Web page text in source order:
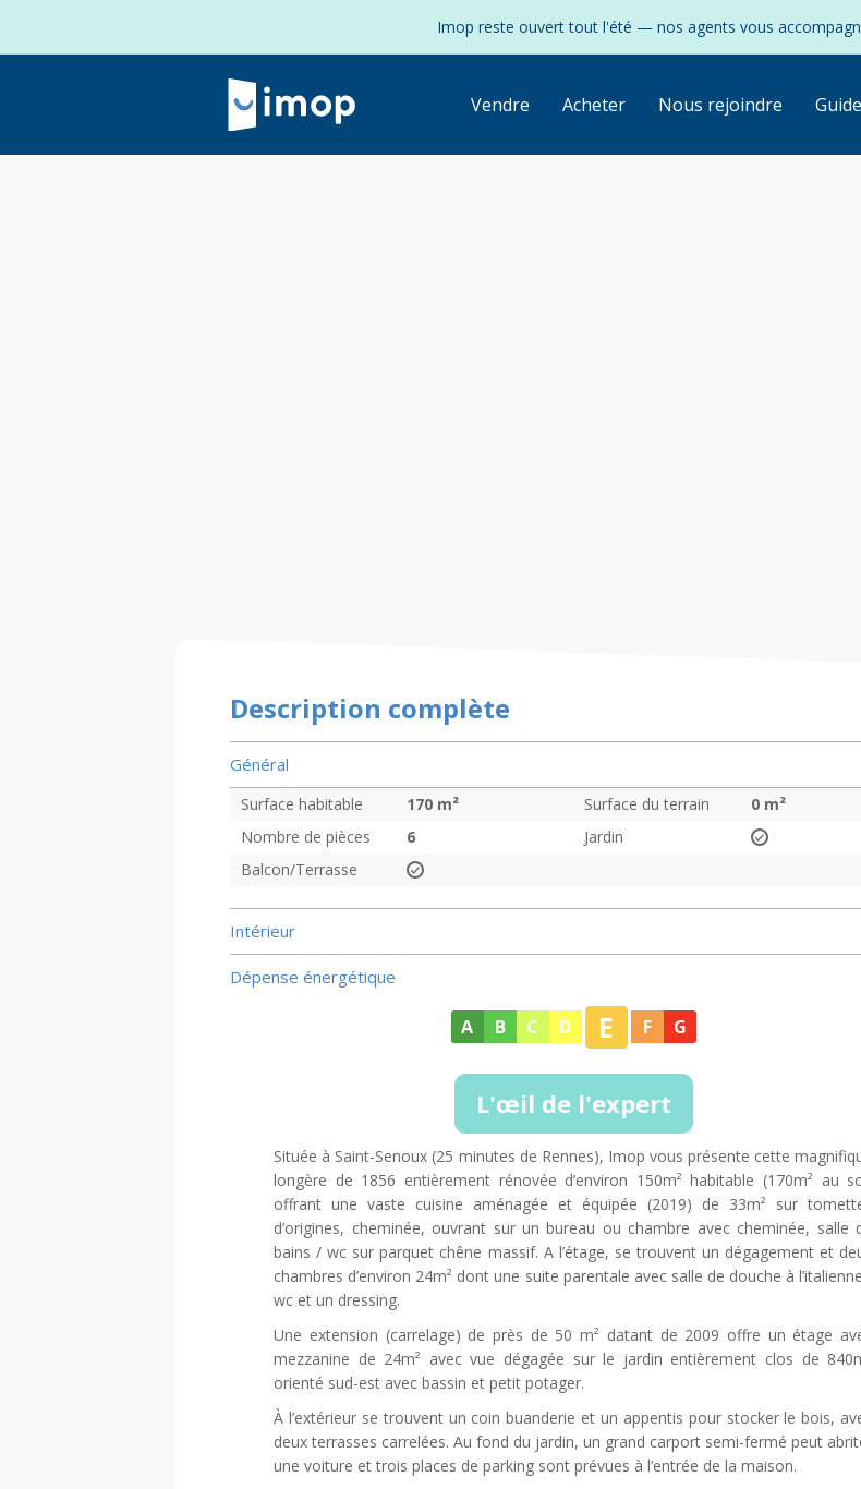
Imop reste ouvert tout l'été — nos agents vous
Vendre Acheter Nous rejoindre
Description complète
Général
Surface habitable 170 m² Surface du terrain 0m²
Nombre de pièces
6
Jardin
Balcon/Terrasse
Intérieur
Dépense énergétique
A B C D E F G
L'œil de l'expert
Située à Saint-Senoux (25 minutes de Rennes), Imop vous présente cette
longère de 1856 entièrement rénovée d’environ 150m² habitable (170m² au
offrant une vaste cuisine aménagée et équipée (2019) de 33m² sur
d’origines, cheminée, ouvrant sur un bureau ou chambre avec cheminée, salle
bains / wc sur parquet chêne massif. A l’étage, se trouvent un dégagement et
chambres d’environ 24m² dont une suite parentale avec salle de douche à
wc et un dressing.
Une extension (carrelage) de près de 50 m² datant de 2009 offre un étage
mezzanine de 24m² avec vue dégagée sur le jardin entièrement clos de
orienté sud-est avec bassin et petit potager.
À l’extérieur se trouvent un coin buanderie et un appentis pour stocker le bois,
deux terrasses carrelées. Au fond du jardin, un grand carport semi-fermé peut
une voiture et trois places de parking sont prévues à l’entrée de la maison.